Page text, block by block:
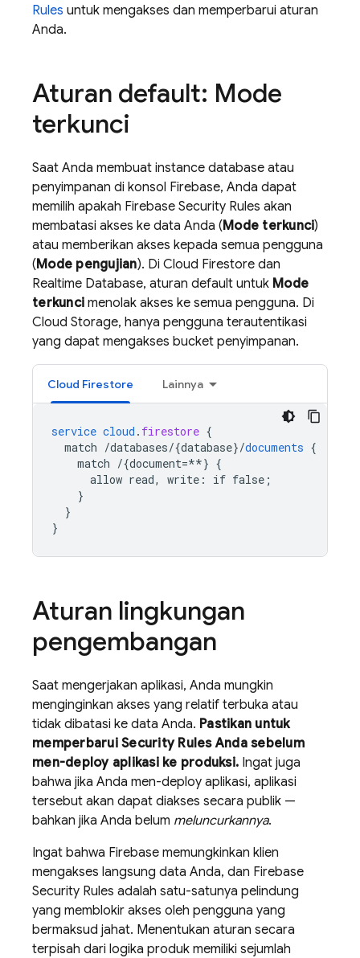
Rules untuk mengakses dan memperbarui aturan
Anda.
Aturan default: Mode
terkunci
Saat Anda membuat instance database atau
penyimpanan di konsol Firebase, Anda dapat
memilih apakah Firebase Security Rules akan
membatasi akses ke data Anda (Mode terkunci)
atau memberikan akses kepada semua pengguna
(Mode pengujian). Di Cloud Firestoredan
Realtime Database, aturan default untuk Mode
terkunci menolak akses ke semua pengguna. Di
Cloud Storage, hanya pengguna terautentikasi
yang dapat mengakses bucket penyimpanan.
Cloud Firestore Lainnya
service cloud . firestore {
match /databases/{database}/documents {
match /{document=**} {
allow read, write : if false ;
}
}
}
Aturan lingkungan
pengembangan
Saat mengerjakan aplikasi, Anda mungkin
menginginkan akses yang relatif terbuka atau
tidak dibatasi ke data Anda. Pastikan untuk
memperbarui Security RulesAnda sebelum
men-deploy aplikasi ke produksi. Ingat juga
bahwa jika Anda men-deploy aplikasi, aplikasi
tersebut akan dapat diakses secara publik —
bahkan jika Anda belum meluncurkannya.
Ingat bahwa Firebase memungkinkan klien
mengakses langsung data Anda, dan Firebase
Security Rules adalah satu-satunya pelindung
yang memblokir akses oleh pengguna yang
bermaksud jahat. Menentukan aturan secara
terpisah dari logika produk memiliki sejumlah